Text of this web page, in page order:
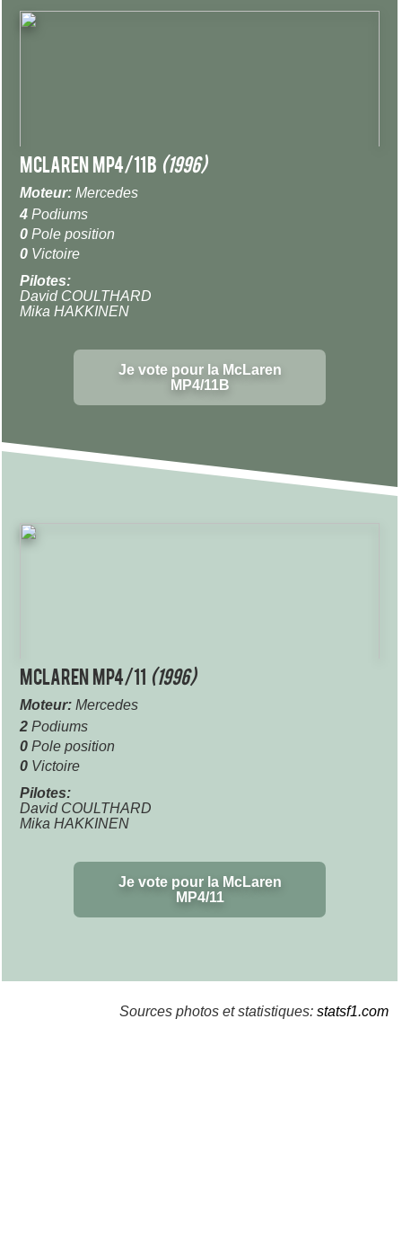
McLaren MP4/11B (1996)
Moteur: Mercedes
4 Podiums
0 Pole position
0 Victoire
Pilotes:
David COULTHARD
Mika HAKKINEN
Je vote pour la McLaren
MP4/11B
McLaren MP4/11 (1996)
Moteur: Mercedes
2 Podiums
0 Pole position
0 Victoire
Pilotes:
David COULTHARD
Mika HAKKINEN
Je vote pour la McLaren
MP4/11
Sources photos et statistiques: statsf1.com